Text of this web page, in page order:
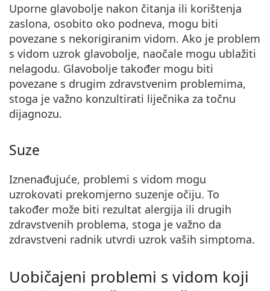
Uporne glavobolje nakon čitanja ili korištenja
zaslona, osobito oko podneva, mogu biti
povezane s nekorigiranim vidom. Ako je problem
s vidom uzrok glavobolje, naočale mogu ublažiti
nelagodu. Glavobolje također mogu biti
povezane s drugim zdravstvenim problemima,
stoga je važno konzultirati liječnika za točnu
dijagnozu.
Suze
Iznenađujuće, problemi s vidom mogu
uzrokovati prekomjerno suzenje očiju. To
također može biti rezultat alergija ili drugih
zdravstvenih problema, stoga je važno da
zdravstveni radnik utvrdi uzrok vaših simptoma.
Uobičajeni problemi s vidom koji